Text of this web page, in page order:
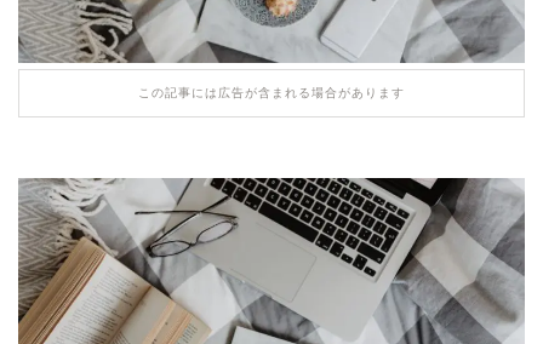
この記事には広告が含まれる場合があります